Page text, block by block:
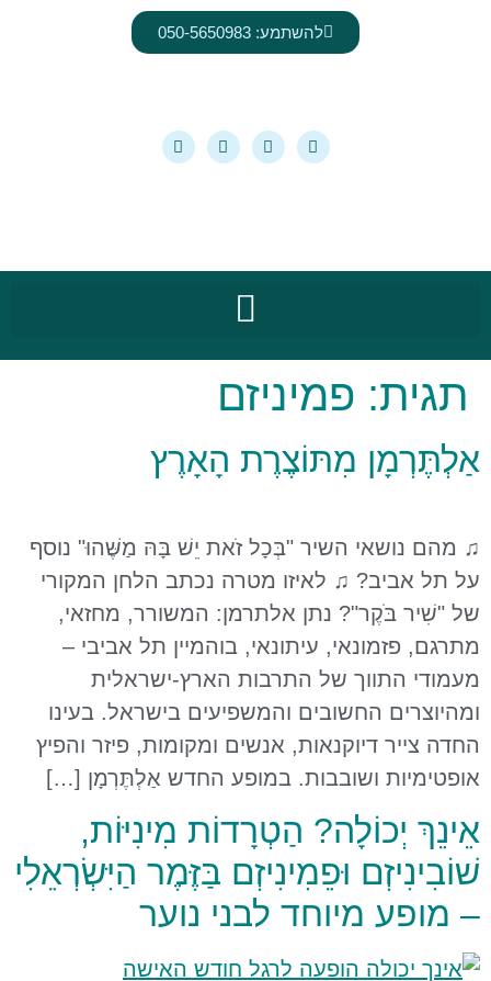
להשתמע: 050-5650983
תגית: פמיניזם
אַלְתֶּרְמָן מִתּוֹצֶרֶת הָאָרֶץ
♫ מהם נושאי השיר "בְּכָל זֹאת יֵשׁ בָּהּ מַשֶּׁהוּ" נוסף
על תל אביב? ♫ לאיזו מטרה נכתב הלחן המקורי
של "שִׁיר בֹּקֶר"? נתן אלתרמן: המשורר, מחזאי,
מתרגם, פזמונאי, עיתונאי, בוהמיין תל אביבי –
מעמודי התווך של התרבות הארץ-ישראלית
ומהיוצרים החשובים והמשפיעים בישראל. בעינו
החדה צייר דיוקנאות, אנשים ומקומות, פיזר והפיץ
אופטימיות ושובבות. במופע החדש אַלְתֶּרְמָן […]
אֵינֵךְ יְכוֹלָה? הַטְרָדוֹת מִינִיּוֹת,
שׁוֹבִינִיזְם וּפֵמִינִיזְם בַּזֶּמֶר הַיִּשְׂרְאֵלִי
– מופע מיוחד לבני נוער